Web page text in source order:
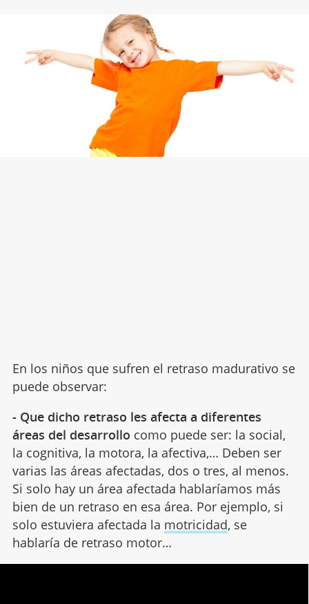
En los niños que sufren el retraso madurativo se
puede observar:
- Que dicho retraso les afecta a diferentes
áreas del desarrollo como puede ser: la social,
la cognitiva, la motora, la afectiva,… Deben ser
varias las áreas afectadas, dos o tres, al menos.
Si solo hay un área afectada hablaríamos más
bien de un retraso en esa área. Por ejemplo, si
solo estuviera afectada la motricidad, se
hablaría de retraso motor…